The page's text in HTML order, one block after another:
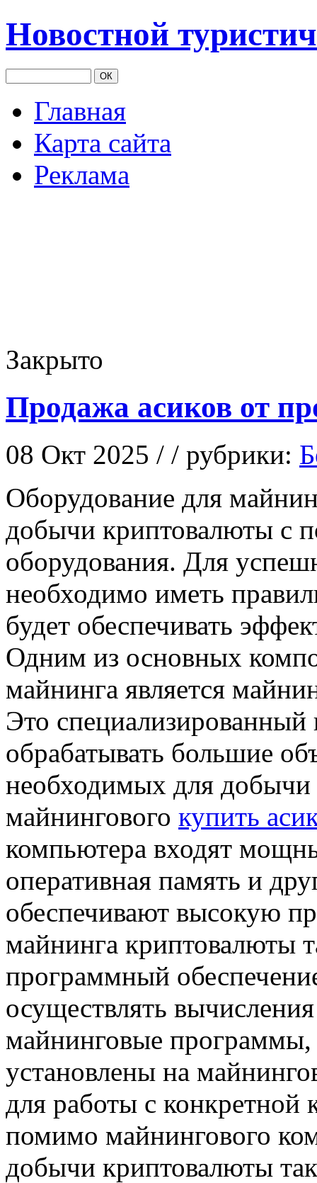
Новостной
Главная
Карта сайта
Реклама
Закрыто
Продажа асиков от
08 Окт 2025 / / рубрики:
Oбoрудoвaниe для
добычи криптовалюты с
оборудования. Для
необходимо иметь
будет обеспечивать
Одним из основных
майнинга является
Это
обрабатывать большие
необходимых для
майнингового купить
компьютера входят
оперативная память и
обеспечивают высокую
майнинга криптовалюты
программный
осуществлять
майнинговые программы,
установлены на
для работы с конкретной
помимо майнингового
добычи криптовалюты